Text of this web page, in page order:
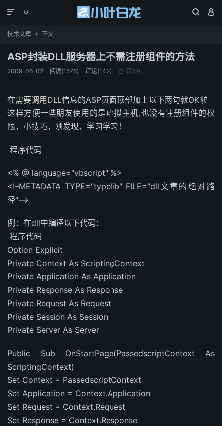
  

技术文章  正文
ASP封装DLL服务器上不需注册组件的方法
2009-06-02 阅读(1576) 评论(142)  赞(0)
在需要调用DLL信息的ASP页面顶部加上以下两句就OK啦
这样方便一些朋友使用的是虚拟主机,也没有注册组件的权
限，小技巧，刚发现，学习学习！
程序代码
<% @ language="vbscript" %>
<!–METADATA TYPE="typelib" FILE="dll文章的绝对路
径"–>
例：在dll中编译以下代码：
程序代码
Option Explicit
Private Context As ScriptingContext
Private Application As Application
Private Response As Response
Private Request As Request
Private Session As Session
Private Server As Server
Public Sub OnStartPage(PassedscriptContext As
ScriptingContext)
Set Context = PassedscriptContext
Set Application = Context.Application
Set Request = Context.Request
Set Response = Context.Response